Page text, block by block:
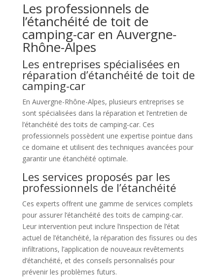
Les professionnels de
l’étanchéité de toit de
camping-car en Auvergne-
Rhône-Alpes
Les entreprises spécialisées en
réparation d’étanchéité de toit de
camping-car
En Auvergne-Rhône-Alpes, plusieurs entreprises se
sont spécialisées dans la réparation et l’entretien de
l’étanchéité des toits de camping-car. Ces
professionnels possèdent une expertise pointue dans
ce domaine et utilisent des techniques avancées pour
garantir une étanchéité optimale.
Les services proposés par les
professionnels de l’étanchéité
Ces experts offrent une gamme de services complets
pour assurer l’étanchéité des toits de camping-car.
Leur intervention peut inclure l’inspection de l’état
actuel de l’étanchéité, la réparation des fissures ou des
infiltrations, l’application de nouveaux revêtements
d’étanchéité, et des conseils personnalisés pour
prévenir les problèmes futurs.